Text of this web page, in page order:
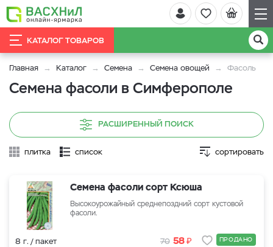
КАТАЛОГ ТОВАРОВ
Главная Каталог Семена Семена овощей Фасоль
Семена фасоли в Симферополе
РАСШИРЕННЫЙ ПОИСК
плитка список сортировать
Семена фасоли сорт Ксюша
Высокоурожайный среднепоздний сорт кустовой
фасоли.
8 г. / пакет 70 58₽ ПРОДАНО